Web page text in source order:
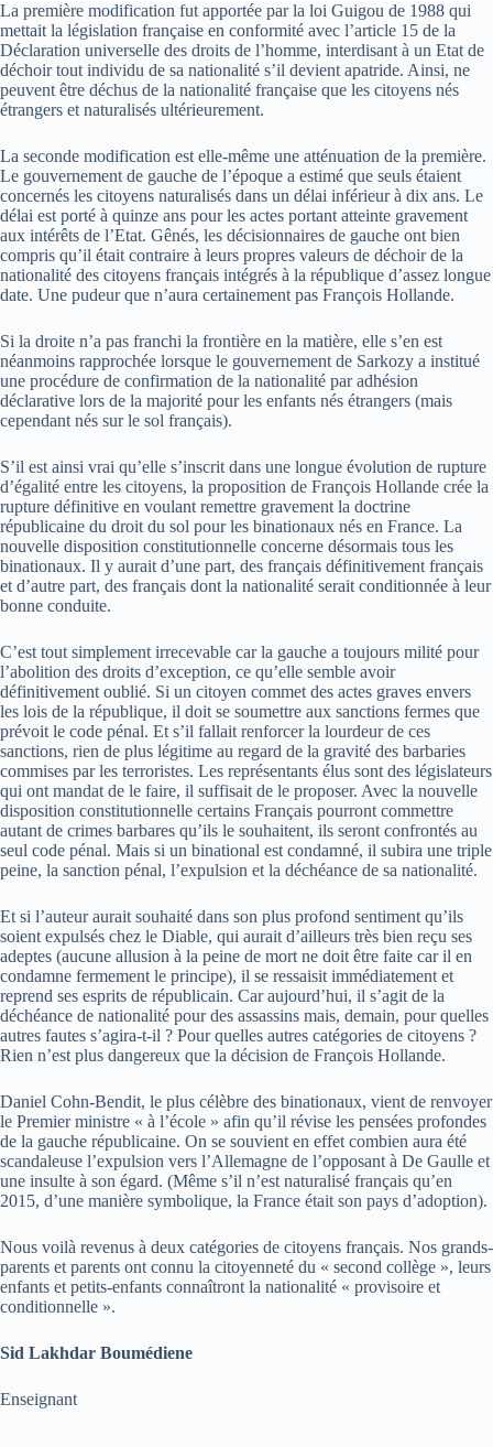
La première modification fut apportée par la loi Guigou de 1988 qui
mettait la législation française en conformité avec l’article 15 de la
Déclaration universelle des droits de l’homme, interdisant à un Etat de
déchoir tout individu de sa nationalité s’il devient apatride. Ainsi, ne
peuvent être déchus de la nationalité française que les citoyens nés
étrangers et naturalisés ultérieurement.
La seconde modification est elle-même une atténuation de la première.
Le gouvernement de gauche de l’époque a estimé que seuls étaient
concernés les citoyens naturalisés dans un délai inférieur à dix ans. Le
délai est porté à quinze ans pour les actes portant atteinte gravement
aux intérêts de l’Etat. Gênés, les décisionnaires de gauche ont bien
compris qu’il était contraire à leurs propres valeurs de déchoir de la
nationalité des citoyens français intégrés à la république d’assez longue
date. Une pudeur que n’aura certainement pas François Hollande.
Si la droite n’a pas franchi la frontière en la matière, elle s’en est
néanmoins rapprochée lorsque le gouvernement de Sarkozy a institué
une procédure de confirmation de la nationalité par adhésion
déclarative lors de la majorité pour les enfants nés étrangers (mais
cependant nés sur le sol français).
S’il est ainsi vrai qu’elle s’inscrit dans une longue évolution de rupture
d’égalité entre les citoyens, la proposition de François Hollande crée la
rupture définitive en voulant remettre gravement la doctrine
républicaine du droit du sol pour les binationaux nés en France. La
nouvelle disposition constitutionnelle concerne désormais tous les
binationaux. Il y aurait d’une part, des français définitivement français
et d’autre part, des français dont la nationalité serait conditionnée à leur
bonne conduite.
C’est tout simplement irrecevable car la gauche a toujours milité pour
l’abolition des droits d’exception, ce qu’elle semble avoir
définitivement oublié. Si un citoyen commet des actes graves envers
les lois de la république, il doit se soumettre aux sanctions fermes que
prévoit le code pénal. Et s’il fallait renforcer la lourdeur de ces
sanctions, rien de plus légitime au regard de la gravité des barbaries
commises par les terroristes. Les représentants élus sont des législateurs
qui ont mandat de le faire, il suffisait de le proposer. Avec la nouvelle
disposition constitutionnelle certains Français pourront commettre
autant de crimes barbares qu’ils le souhaitent, ils seront confrontés au
seul code pénal. Mais si un binational est condamné, il subira une triple
peine, la sanction pénal, l’expulsion et la déchéance de sa nationalité.
Et si l’auteur aurait souhaité dans son plus profond sentiment qu’ils
soient expulsés chez le Diable, qui aurait d’ailleurs très bien reçu ses
adeptes (aucune allusion à la peine de mort ne doit être faite car il en
condamne fermement le principe), il se ressaisit immédiatement et
reprend ses esprits de républicain. Car aujourd’hui, il s’agit de la
déchéance de nationalité pour des assassins mais, demain, pour quelles
autres fautes s’agira-t-il ? Pour quelles autres catégories de citoyens ?
Rien n’est plus dangereux que la décision de François Hollande.
Daniel Cohn-Bendit, le plus célèbre des binationaux, vient de renvoyer
le Premier ministre « à l’école » afin qu’il révise les pensées profondes
de la gauche républicaine. On se souvient en effet combien aura été
scandaleuse l’expulsion vers l’Allemagne de l’opposant à De Gaulle et
une insulte à son égard. (Même s’il n’est naturalisé français qu’en
2015, d’une manière symbolique, la France était son pays d’adoption).
Nous voilà revenus à deux catégories de citoyens français. Nos grands-
parents et parents ont connu la citoyenneté du « second collège », leurs
enfants et petits-enfants connaîtront la nationalité « provisoire et
conditionnelle ».
Sid Lakhdar Boumédiene
Enseignant